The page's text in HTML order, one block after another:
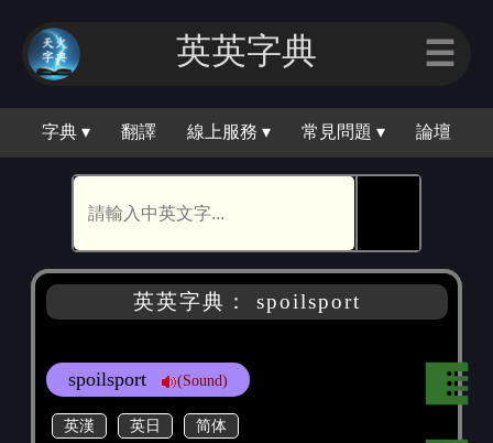
英英字典 ☰
字典 ▾ 翻譯 線上服務 ▾ 常見問題 ▾ 論壇
英英字典： spoilsport
spoilsport (Sound)
英漢 英日 简体